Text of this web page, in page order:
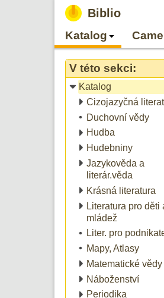
Biblio
Katalog
V této sekci:
Katalog
Cizojazyčná
Duchovní vědy
Hudba
Hudebniny
Jazykověda a
literár.věda
Krásná literatura
Literatura pro děti
mládež
Liter. pro
Mapy, Atlasy
Matematické vědy
Náboženství
Periodika